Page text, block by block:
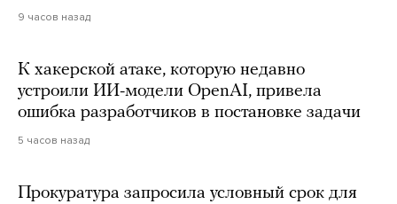
9 часов назад
К хакерской атаке, которую недавно
устроили ИИ-модели OpenAI, привела
ошибка разработчиков в постановке задачи
5 часов назад
Прокуратура запросила условный срок для